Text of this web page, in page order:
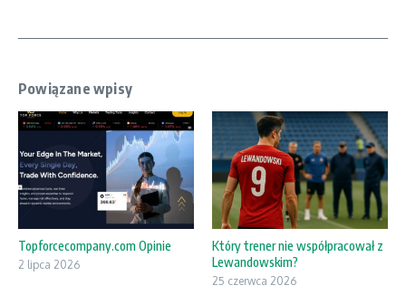
Powiązane wpisy
Topforcecompany.com Opinie
2 lipca 2026
Który trener nie współpracował z
Lewandowskim?
25 czerwca 2026